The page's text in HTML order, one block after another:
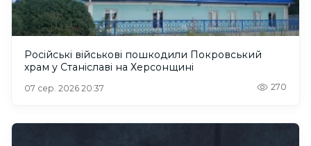
Російські військові пошкодили Покровський
храм у Станіславі на Херсонщині
07 сер. 2026 20:37 270